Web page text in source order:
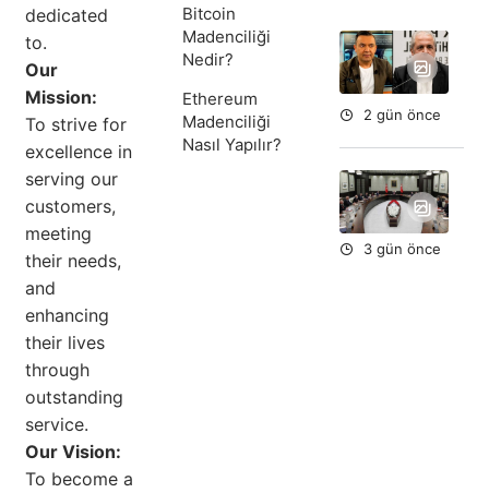
dedicated
to.
Our
Mission:
To strive for
excellence in
serving our
customers,
meeting
their needs,
and
enhancing
their lives
through
outstanding
service.
Our Vision:
To become a
Bitcoin
Madenciliği
Nedir?
Ethereum
Madenciliği
Nasıl Yapılır?
2 gün önce
3 gün önce